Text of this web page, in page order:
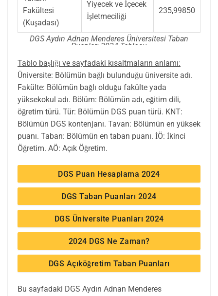
Fakültesi
(Kuşadası)
Yiyecek ve İçecek
İşletmeciliği
235,99850
DGS Aydın Adnan Menderes Üniversitesi Taban
Puanları 2024 Tablosu
Tablo başlığı ve sayfadaki kısaltmaların anlamı:
Üniversite: Bölümün bağlı bulunduğu üniversite adı.
Fakülte: Bölümün bağlı olduğu fakülte yada
yüksekokul adı. Bölüm: Bölümün adı, eğitim dili,
öğretim türü. Tür: Bölümün DGS puan türü. KNT:
Bölümün DGS kontenjanı. Tavan: Bölümün en yüksek
puanı. Taban: Bölümün en taban puanı. İÖ: İkinci
Öğretim. AÖ: Açık Öğretim.
DGS Puan Hesaplama 2024
DGS Taban Puanları 2024
DGS Üniversite Puanları 2024
2024 DGS Ne Zaman?
DGS Açıköğretim Taban Puanları
Bu sayfadaki DGS Aydın Adnan Menderes